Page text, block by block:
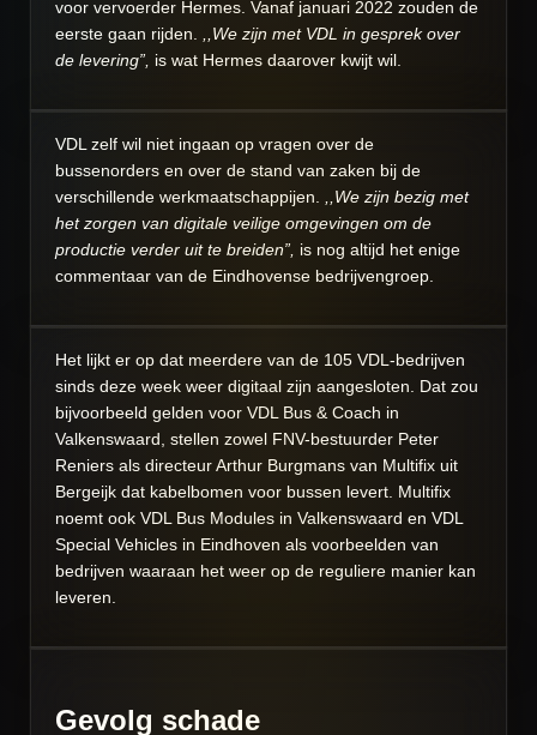
voor vervoerder Hermes. Vanaf januari 2022 zouden de
eerste gaan rijden. ,,We zijn met VDL in gesprek over
de levering”, is wat Hermes daarover kwijt wil.
VDL zelf wil niet ingaan op vragen over de
bussenorders en over de stand van zaken bij de
verschillende werkmaatschappijen. ,,We zijn bezig met
het zorgen van digitale veilige omgevingen om de
productie verder uit te breiden”, is nog altijd het enige
commentaar van de Eindhovense bedrijvengroep.
Het lijkt er op dat meerdere van de 105 VDL-bedrijven
sinds deze week weer digitaal zijn aangesloten. Dat zou
bijvoorbeeld gelden voor VDL Bus & Coach in
Valkenswaard, stellen zowel FNV-bestuurder Peter
Reniers als directeur Arthur Burgmans van Multifix uit
Bergeijk dat kabelbomen voor bussen levert. Multifix
noemt ook VDL Bus Modules in Valkenswaard en VDL
Special Vehicles in Eindhoven als voorbeelden van
bedrijven waaraan het weer op de reguliere manier kan
leveren.
Gevolg schade